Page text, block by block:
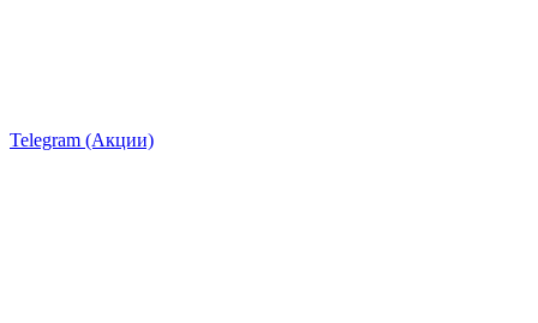
Telegram (Акции)